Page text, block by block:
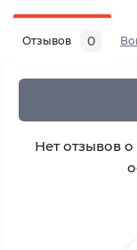
Отзывов 0
Нет отзывов